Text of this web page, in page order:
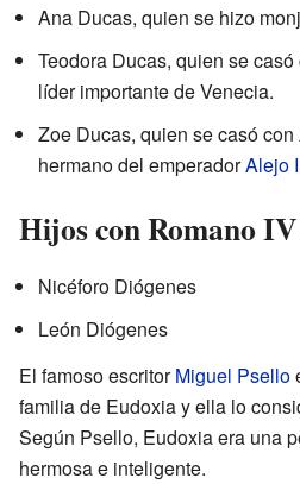
Ana Ducas, quien se hizo
Teodora Ducas, quien se
líder importante de Venecia.
Zoe Ducas, quien se casó
hermano del emperadorAlejo
Hijos con Romano IV
Nicéforo Diógenes
León Diógenes
El famoso escritorMiguel Psello
familia de Eudoxia y ella lo
Según Psello, Eudoxia era una
hermosa e inteligente.